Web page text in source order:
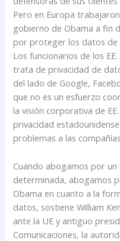
Pero en Europa
gobierno de Obama a fin
por proteger los datos de
Los funcionarios de los
trata de privacidad de
del lado de Google,
que no es un esfuerzo
la visión corporativa de
privacidad
problemas a las
Cuando abogamos por
determinada, abogamos
Obama en cuanto a la
datos, sostiene William
ante la UE y antiguo
Comunicaciones, la